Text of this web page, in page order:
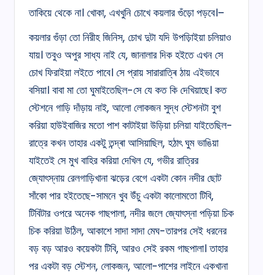
তাকিয়ে থেকে না। খোকা, এখখুনি চোখে কয়লার গুঁড়ো পড়বে।–
কয়লার গুঁড়া তো নিরীহ জিনিস, চোখ দুটা যদি উপড়িাইয়া চলিয়াও
যায়। তবুও অপুর সাধ্য নাই যে, জানালার দিক হইতে এখন সে
চোখ ফিরাইয়া লইতে পাবে। সে প্রায় সারারাত্ৰি ঠায় এইভাবে
বসিয়া। বাবা মা তো ঘুমাইতেছিল-সে যে কত কি দেখিয়াছে। কত
স্টেশনে গাড়ি দাঁড়ায় নাই, আলো লোকজন সুদ্ধ স্টেশনটা বুশ
করিয়া হাউইবাজির মতো পাশ কাটাইয়া উড়িয়া চলিয়া যাইতেছিল-
রাত্রে কখন তাহার একটু তন্দ্ৰা আসিয়াছিল, হঠাৎ ঘুম ভাঙিয়া
যাইতেই সে মুখ বাহির করিয়া দেখিল যে, গভীর রাত্রির
জ্যোৎস্নায় রেলগাড়িখানা ঝড়ের বেগে একটা কোন নদীর ছোট
সাঁকো পার হইতেছে-সামনে খুব উঁচু একটা কালোমতো টিবি,
টিবিটার ওপরে অনেক গাছপালা, নদীর জলে জ্যোৎস্না পড়িয়া চিক
চিক করিয়া উঠিল, আকাশে সাদা সাদা মেঘ-তারপর সেই ধরনের
বড় বড় আরও কয়েকটা টিবি, আরও সেই রকম গাছপালা। তাহার
পর একটা বড় স্টেশন, লোকজন, আলো-পাশের লাইনে একখানা